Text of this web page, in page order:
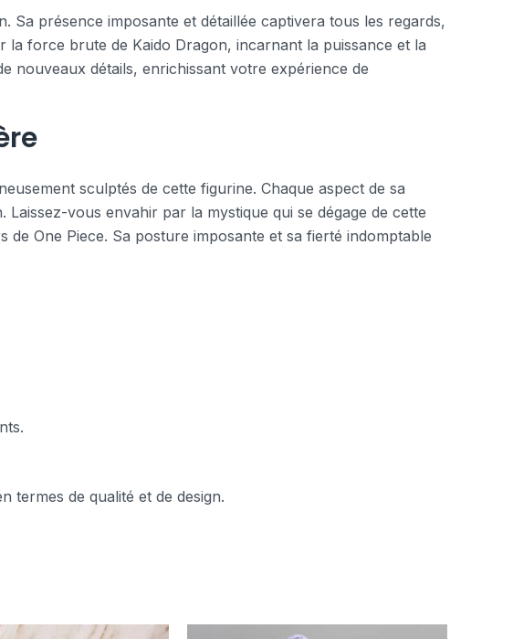
Sa présence imposante et détaillée captivera tous les regards,
force brute de Kaido Dragon, incarnant la puissance et la
nouveaux détails, enrichissant votre expérience de
sculptés de cette figurine. Chaque aspect de sa
vous envahir par la mystique qui se dégage de cette
de One Piece. Sa posture imposante et sa fierté indomptable
termes de qualité et de design.